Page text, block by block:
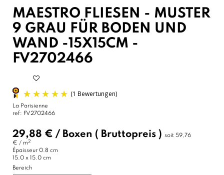
MAESTRO FLIESEN - MUSTER
9 GRAU FÜR BODEN UND
WAND -15X15CM -
FV2702466
La Parisienne
ref: FV2702466
29,88 € / Boxen ( Bruttopreis ) soit 59,76
€ / m2
Épaisseur 0.8 cm
15.0 x 15.0 cm
Bereich